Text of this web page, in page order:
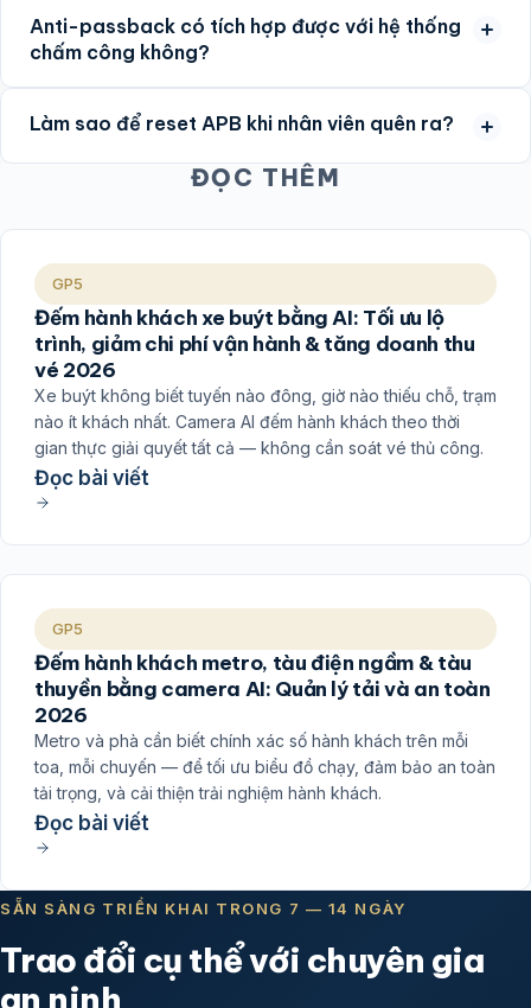
Anti-passback có tích hợp được với hệ thống
chấm công không?
Làm sao để reset APB khi nhân viên quên ra?
ĐỌC THÊM
GP5
Đếm hành khách xe buýt bằng AI: Tối ưu lộ
trình, giảm chi phí vận hành & tăng doanh thu
vé 2026
Xe buýt không biết tuyến nào đông, giờ nào thiếu chỗ, trạm
nào ít khách nhất. Camera AI đếm hành khách theo thời
gian thực giải quyết tất cả — không cần soát vé thủ công.
Đọc bài viết
GP5
Đếm hành khách metro, tàu điện ngầm & tàu
thuyền bằng camera AI: Quản lý tải và an toàn
2026
Metro và phà cần biết chính xác số hành khách trên mỗi
toa, mỗi chuyến — để tối ưu biểu đồ chạy, đảm bảo an toàn
tải trọng, và cải thiện trải nghiệm hành khách.
Đọc bài viết
SẴN SÀNG TRIỂN KHAI TRONG 7 — 14 NGÀY
Trao đổi cụ thể với chuyên gia
an ninh